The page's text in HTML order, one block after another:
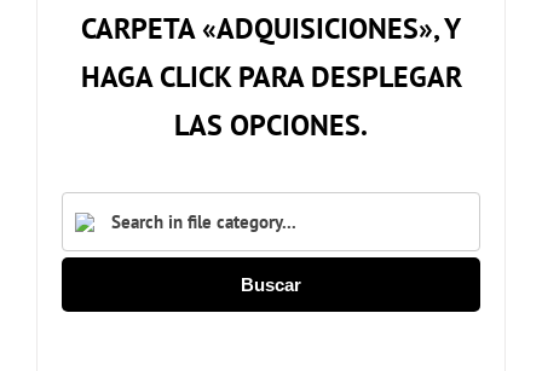
CARPETA «ADQUISICIONES», Y
HAGA CLICK PARA DESPLEGAR
LAS OPCIONES.
Buscar